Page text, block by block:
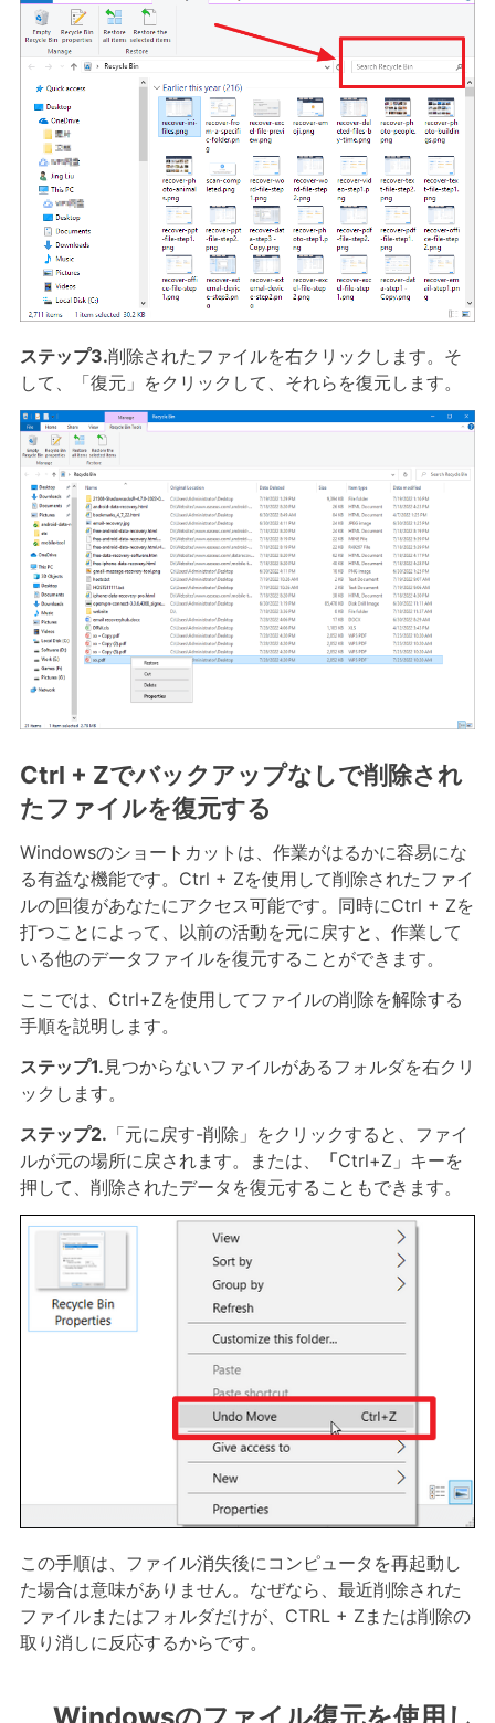
ステップ3.削除されたファイルを右クリックします。そ
して、「復元」をクリックして、それらを復元します。
Ctrl + Zでバックアップなしで削除され
たファイルを復元する
Windowsのショートカットは、作業がはるかに容易にな
る有益な機能です。Ctrl + Zを使用して削除されたファイ
ルの回復があなたにアクセス可能です。同時にCtrl + Zを
打つことによって、以前の活動を元に戻すと、作業して
いる他のデータファイルを復元することができます。
ここでは、Ctrl+Zを使用してファイルの削除を解除する
手順を説明します。
ステップ1. 見つからないファイルがあるフォルダを右クリ
ックします。
ステップ2. 「元に戻す-削除」をクリックすると、ファイ
ルが元の場所に戻されます。または、
「Ctrl+Z」キーを
押して、削除されたデータを復元することもできます。
この手順は、ファイル消失後にコンピュータを再起動し
た場合は意味がありません。なぜなら、最近削除された
ファイルまたはフォルダだけが、CTRL + Zまたは削除の
取り消しに反応するからです。